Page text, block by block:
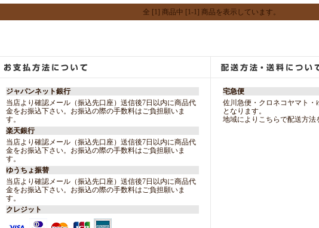
全 [1] 商品中 [1-1] 商品を表示しています。
ジャパンネット銀行
当店より確認メール（振込先口座）送信後7日以内に商品代
金をお振込下さい。お振込の際の手数料はご負担願いま
す。
楽天銀行
当店より確認メール（振込先口座）送信後7日以内に商品代
金をお振込下さい。お振込の際の手数料はご負担願いま
す。
ゆうちょ振替
当店より確認メール（振込先口座）送信後7日以内に商品代
金をお振込下さい。お振込の際の手数料はご負担願いま
す。
クレジット
宅急便
佐川急便・クロネコヤマト
となります。
地域によりこちらで配送方法